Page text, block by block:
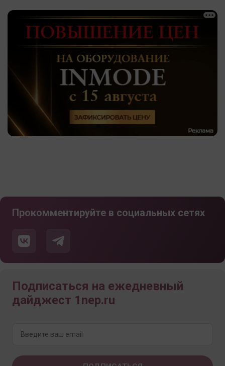
Прокомментируйте в социальных сетях
Подписаться на ежедневный
дайджест 1nep.ru